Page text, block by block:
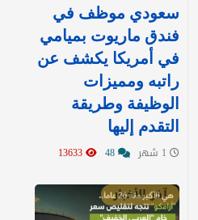
سعودي موظف في
فندق ماريوت بميامي
في أمريكا يكشف عن
راتبه ومميزات
الوظيفة وطريقة
التقدم إليها
آخر الأخبار